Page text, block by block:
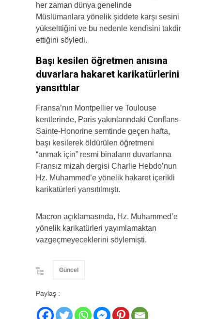
her zaman dünya genelinde
Müslümanlara yönelik şiddete karşı sesini
yükselttiğini ve bu nedenle kendisini takdir
ettiğini söyledi.
Başı kesilen öğretmen anısına
duvarlara hakaret karikatürlerini
yansıttılar
Fransa’nın Montpellier ve Toulouse
kentlerinde, Paris yakınlarındaki Conflans-
Sainte-Honorine semtinde geçen hafta,
başı kesilerek öldürülen öğretmeni
“anmak için” resmi binaların duvarlarına
Fransız mizah dergisi Charlie Hebdo’nun
Hz. Muhammed’e yönelik hakaret içerikli
karikatürleri yansıtılmıştı.
Macron açıklamasında, Hz. Muhammed’e
yönelik karikatürleri yayımlamaktan
vazgeçmeyeceklerini söylemişti.
Güncel
Paylaş :